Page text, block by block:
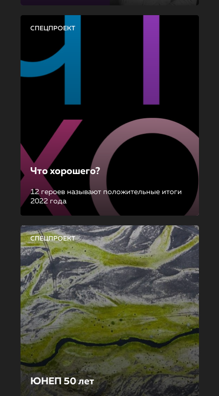
СПЕЦПРОЕКТ
Что хорошего?
12 героев называют положительные итоги
2022 года
СПЕЦПРОЕКТ
ЮНЕП 50 лет